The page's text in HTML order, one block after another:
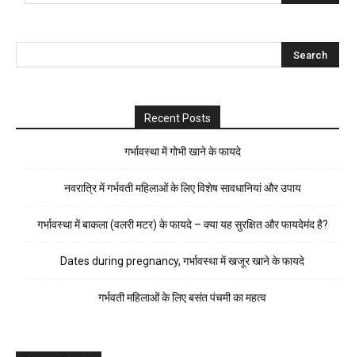
Recent Posts
गर्भावस्था में गोभी खाने के फायदे
नवरात्रि में गर्भवती महिलाओं के लिए विशेष सावधानियां और उपाय
गर्भावस्था में बाकला (वलरी मटर) के फायदे – क्या यह सुरक्षित और फायदेमंद है?
Dates during pregnancy, गर्भावस्था में खजूर खाने के फायदे
गर्भवती महिलाओं के लिए बसंत पंचमी का महत्व